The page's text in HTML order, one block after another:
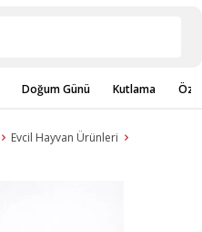
Doğum Günü Kutlama
Evcil Hayvan Ürünleri